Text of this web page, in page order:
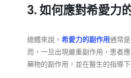
3. 如何應對希愛力
總體來說， 希愛力的副作用通常
而，一旦出現嚴重副作用，患者
藥物的副作用，並在醫生的指導